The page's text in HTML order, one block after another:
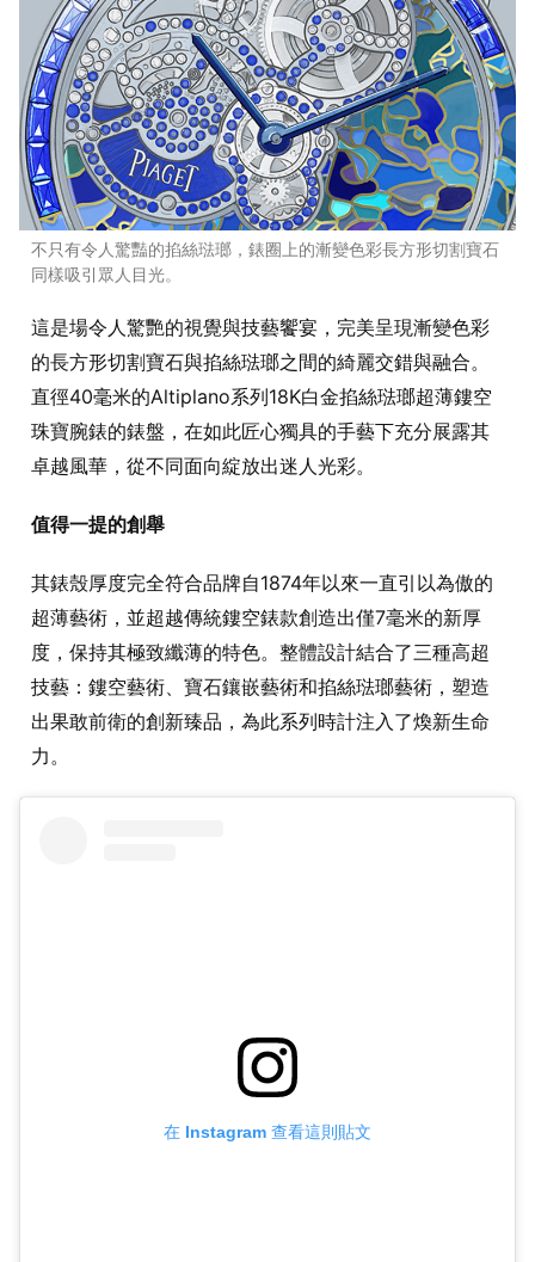
不只有令人驚豔的掐絲琺瑯，錶圈上的漸變色彩長方形切割寶石
同樣吸引眾人目光。
這是場令人驚艷的視覺與技藝饗宴，完美呈現漸變色彩
的長方形切割寶石與掐絲琺瑯之間的綺麗交錯與融合。
直徑40毫米的Altiplano系列18K白金掐絲琺瑯超薄鏤空
珠寶腕錶的錶盤，在如此匠心獨具的手藝下充分展露其
卓越風華，從不同面向綻放出迷人光彩。
值得一提的創舉
其錶殼厚度完全符合品牌自1874年以來一直引以為傲的
超薄藝術，並超越傳統鏤空錶款創造出僅7毫米的新厚
度，保持其極致纖薄的特色。整體設計結合了三種高超
技藝：鏤空藝術、寶石鑲嵌藝術和掐絲琺瑯藝術，塑造
出果敢前衛的創新臻品，為此系列時計注入了煥新生命
力。
在 Instagram 查看這則貼文